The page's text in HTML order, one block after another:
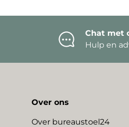
Chat met
Hulp en
Over ons
Over bureaustoel24